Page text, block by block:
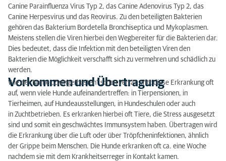
Vorkommen und Übertragung
Behandlung
Vorbeugung
Canine Parainfluenza Virus Typ 2, das Canine Adenovirus Typ 2, das
Canine Herpesvirus und das Reovirus. Zu den beteiligten Bakterien
gehören das Bakterium Bordetella Bronchiseptica und Mykoplasmen.
Meistens stellen die Viren hierbei den Wegbereiter für die Bakterien dar.
Dies bedeutet, dass die Infektion mit den beteiligten Viren den
Bakterien die Möglichkeit verschafft sich zu vermehren und schädlich zu
werden.
Vorkommen und Übertragung
Wie der Name „Zwingerhusten“ schon verrät, tritt diese Erkrankung oft
auf, wenn viele Hunde aufeinandertreffen: in Tierpensionen, in
Tierheimen, auf Hundeausstellungen, in Hundeschulen oder auch
in Zuchtbetrieben. Es erkranken hierbei oft Tiere, die Stress ausgesetzt
sind und somit ein geschwächtes Immunsystem haben. Übertragen wird
die Erkrankung über die Luft oder über Tröpfcheninfektionen, ähnlich
der Grippe beim Menschen. Die Hunde erkranken oft ca. eine Woche
nachdem sie mit dem Krankheitserreger in Kontakt kamen.